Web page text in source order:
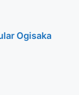
Ogisaka